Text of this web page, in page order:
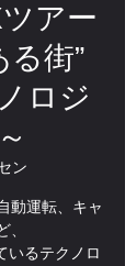
アー
る街”
ロジ
ン
動運転、キャ
、
いるテクノロ